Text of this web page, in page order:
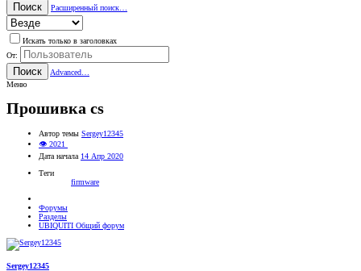
Поиск Расширенный поиск…
Искать только в заголовках
От:
Поиск
Advanced…
Меню
Прошивка cs
Автор темы Sergey12345
👁 2021
Дата начала 14 Апр 2020
Теги
firmware
Форумы
Разделы
UBIQUITI Общий форум
Sergey12345